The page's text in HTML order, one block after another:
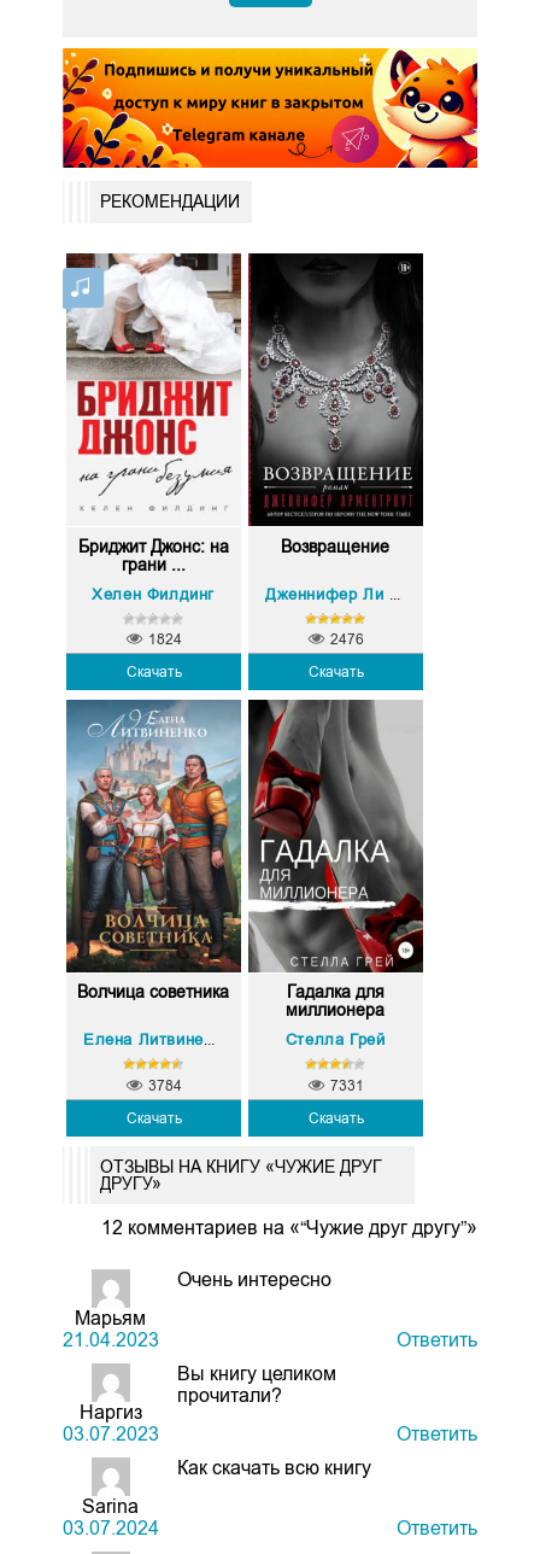
РЕКОМЕНДАЦИИ
Бриджит Джонс: на
грани ...
Хелен Филдинг
Скачать
1824
Возвращение
Скачать
2476
Волчица советника
Елена Литвиненко
Скачать
3784
Гадалка для
миллионера
Стелла Грей
Скачать
7331
ОТЗЫВЫ НА КНИГУ «ЧУЖИЕ ДРУГ
ДРУГУ»
12 комментариев на «“Чужие друг другу”»
Марьям
21.04.2023
Очень интересно
Ответить
Наргиз
03.07.2023
Вы книгу целиком
прочитали?
Ответить
Sarina
03.07.2024
Как скачать всю книгу
Ответить